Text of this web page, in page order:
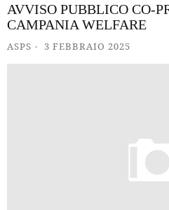
AVVISO PUBBLICO CO-
CAMPANIA WELFARE
ASPS 3 FEBBRAIO 2025